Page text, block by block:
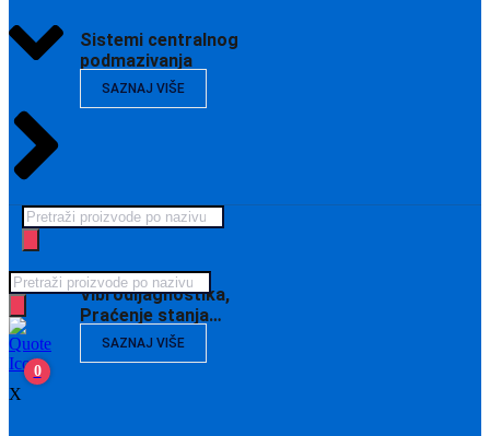
Sistemi centralnog
podmazivanja
SAZNAJ VIŠE
Vibrodijagnostika,
Praćenje stanja…
SAZNAJ VIŠE
Products
search
Products
search
0
X